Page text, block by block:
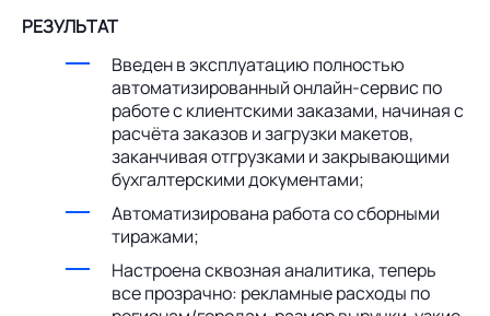
РЕЗУЛЬТАТ
Введен в эксплуатацию полностью
автоматизированный онлайн-сервис по
работе с клиентскими заказами, начиная с
расчёта заказов и загрузки макетов,
заканчивая отгрузками и закрывающими
бухгалтерскими документами;
Автоматизирована работа со сборными
тиражами;
Настроена сквозная аналитика, теперь
все прозрачно: рекламные расходы по